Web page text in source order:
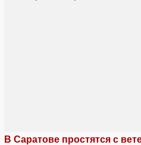
В Саратове простятся с